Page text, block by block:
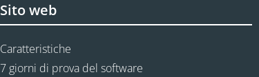
Sito web
Caratteristiche
7 giorni di prova del software